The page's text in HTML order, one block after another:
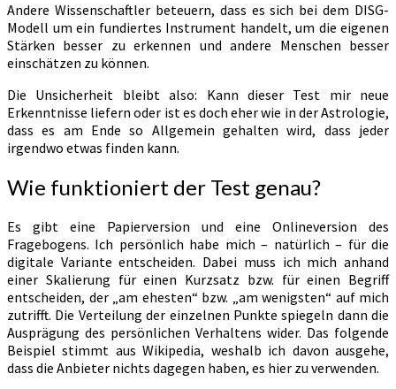
Andere Wissenschaftler beteuern, dass es sich bei dem DISG-
Modell um ein fundiertes Instrument handelt, um die eigenen
Stärken besser zu erkennen und andere Menschen besser
einschätzen zu können.
Die Unsicherheit bleibt also: Kann dieser Test mir neue
Erkenntnisse liefern oder ist es doch eher wie in der Astrologie,
dass es am Ende so Allgemein gehalten wird, dass jeder
irgendwo etwas finden kann.
Wie funktioniert der Test genau?
Es gibt eine Papierversion und eine Onlineversion des
Fragebogens. Ich persönlich habe mich – natürlich – für die
digitale Variante entscheiden. Dabei muss ich mich anhand
einer Skalierung für einen Kurzsatz bzw. für einen Begriff
entscheiden, der „am ehesten“ bzw. „am wenigsten“ auf mich
zutrifft. Die Verteilung der einzelnen Punkte spiegeln dann die
Ausprägung des persönlichen Verhaltens wider. Das folgende
Beispiel stimmt aus Wikipedia, weshalb ich davon ausgehe,
dass die Anbieter nichts dagegen haben, es hier zu verwenden.